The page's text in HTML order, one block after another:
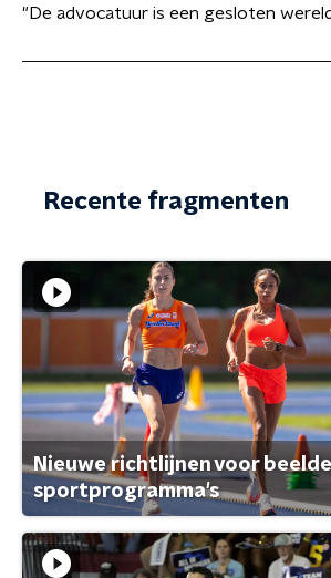
"De advocatuur is een gesloten
Recente fragmenten
Nieuwe richtlijnen voor
sportprogramma's